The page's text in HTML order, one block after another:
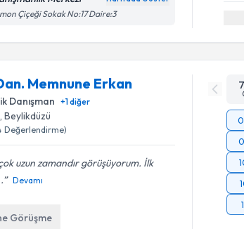
Çiçeği Sokak No:17 Daire:3
Memnune Erkan
Danışman +1diğer
, Beylikdüzü
Değerlendirme)
uzun zamandır görüşüyorum. İlk
Devamı
Görüşme